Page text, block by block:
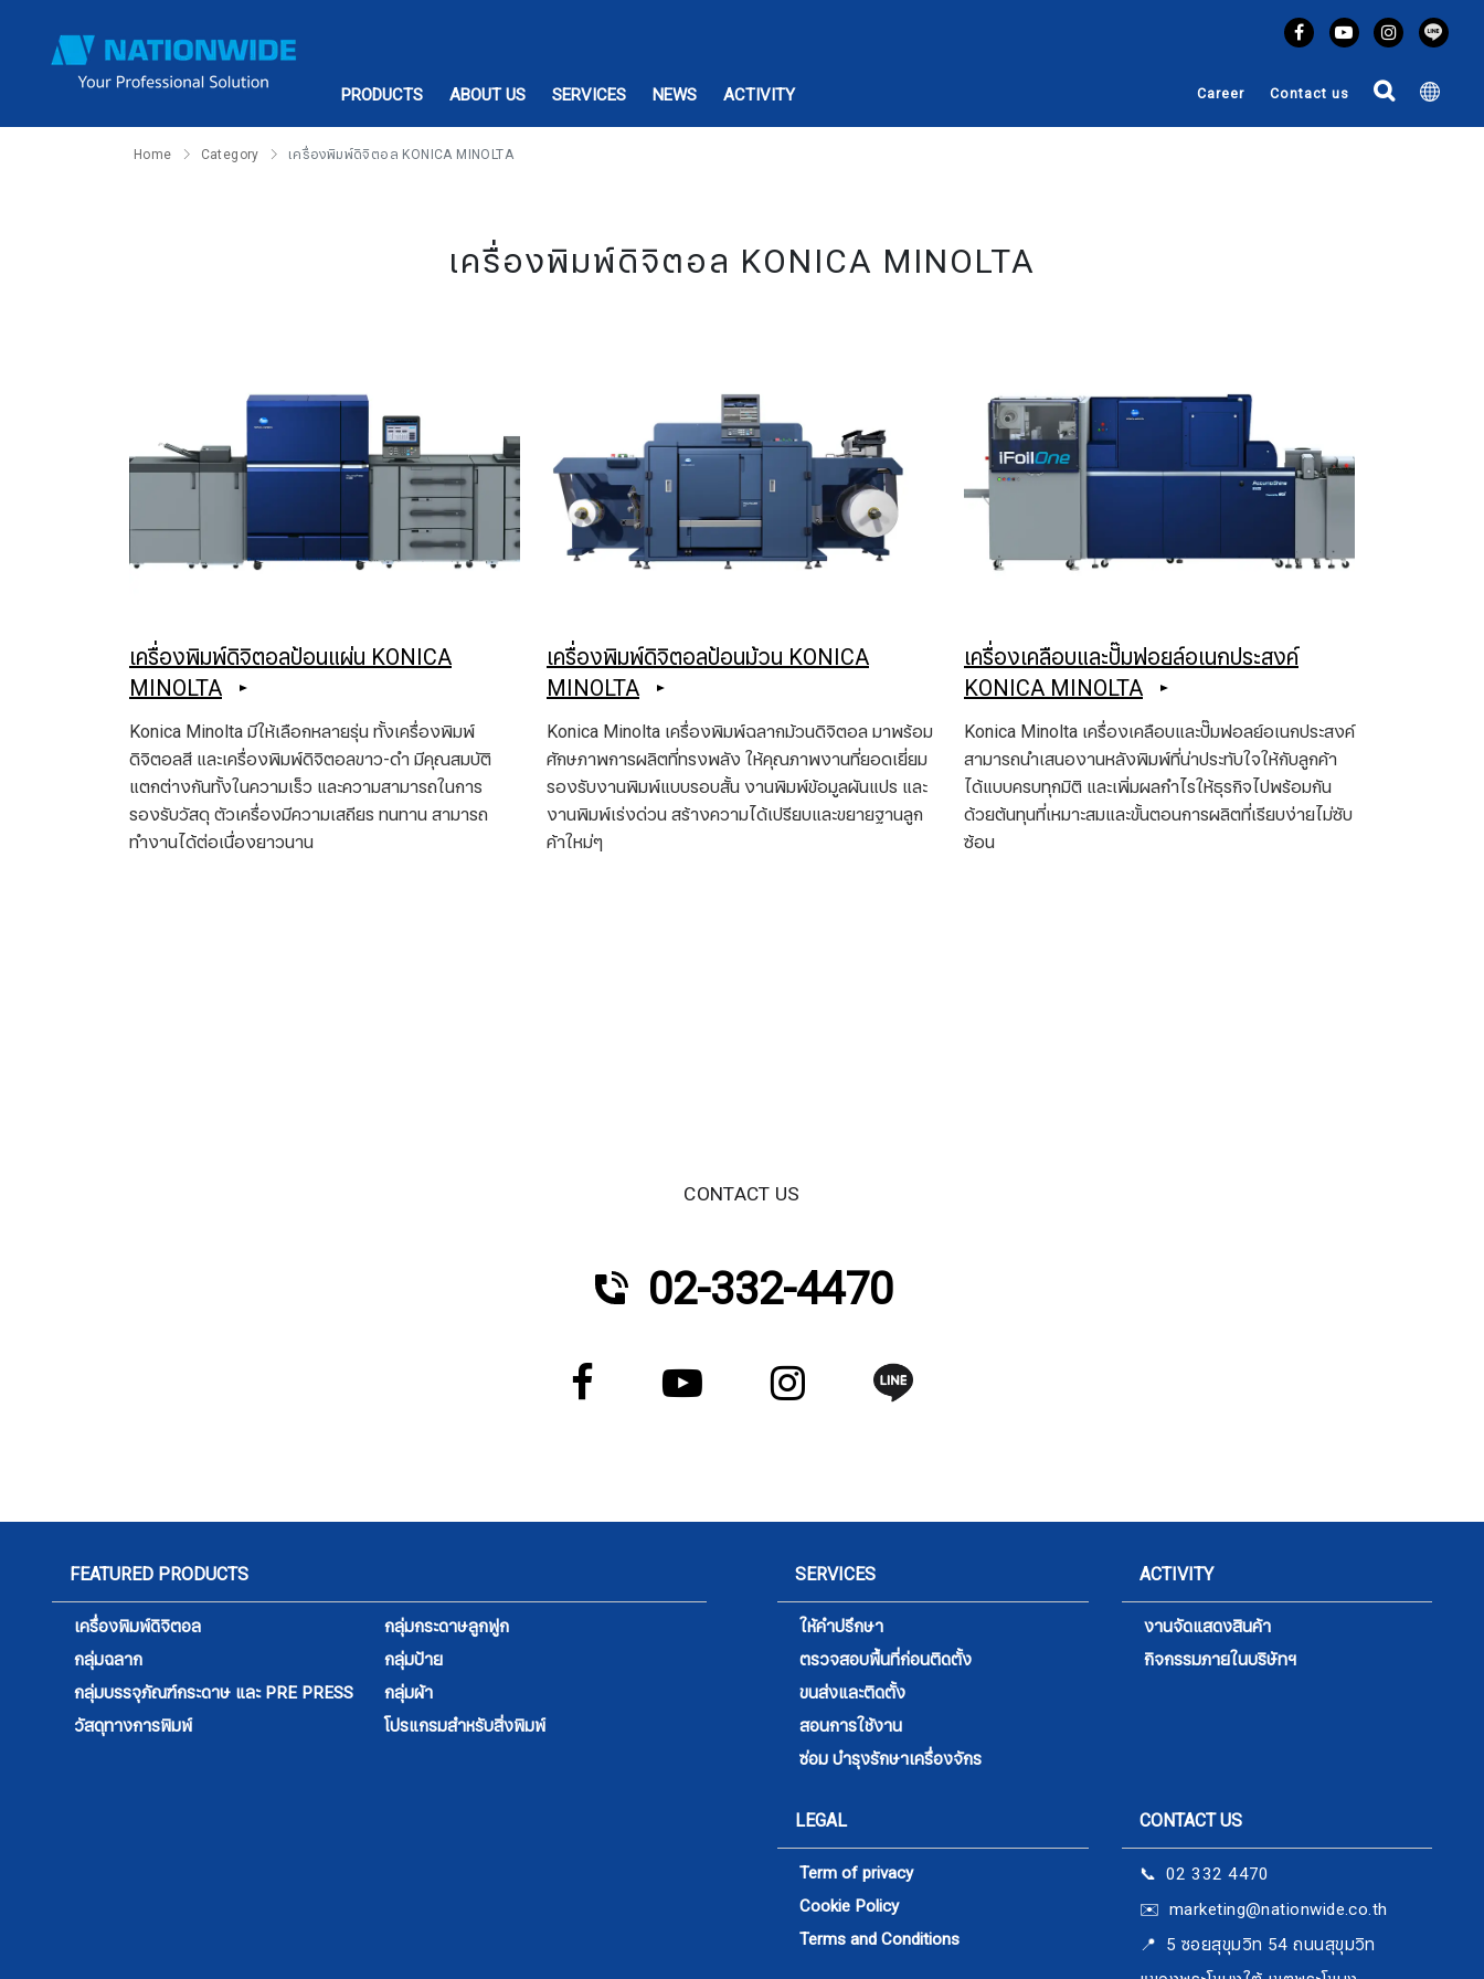
PRODUCTS ABOUT US SERVICES NEWS ACTIVITY Career Contact us
Home Category เครื่องพิมพ์ดิจิตอล KONICA MINOLTA
เครื่องพิมพ์ดิจิตอล KONICA MINOLTA
เครื่องพิมพ์ดิจิตอลป้อนแผ่น KONICA
MINOLTA
Konica Minolta มีให้เลือกหลายรุ่น ทั้งเครื่องพิมพ์
ดิจิตอลสี และเครื่องพิมพ์ดิจิตอลขาว-ดำ มีคุณสมบัติ
แตกต่างกันทั้งในความเร็ว และความสามารถในการ
รองรับวัสดุ ตัวเครื่องมีความเสถียร ทนทาน สามารถ
ทำงานได้ต่อเนื่องยาวนาน
เครื่องพิมพ์ดิจิตอลป้อนม้วน KONICA
MINOLTA
Konica Minolta เครื่องพิมพ์ฉลากม้วนดิจิตอล มาพร้อม
ศักษภาพการผลิตที่ทรงพลัง ให้คุณภาพงานที่ยอดเยี่ยม
รองรับงานพิมพ์แบบรอบสั้น งานพิมพ์ข้อมูลผันแปร และ
งานพิมพ์เร่งด่วน สร้างความได้เปรียบและขยายฐานลูก
ค้าใหม่ๆ
เครื่องเคลือบและปั๊มฟอยล์อเนกประสงค์
KONICA MINOLTA
Konica Minolta เครื่องเคลือบและปั๊มฟอลย์อเนกประสงค์
สามารถนำเสนองานหลังพิมพ์ที่น่าประทับใจให้กับลูกค้า
ได้แบบครบทุกมิติ และเพิ่มผลกำไรให้ธุรกิจไปพร้อมกัน
ด้วยต้นทุนที่เหมาะสมและขั้นตอนการผลิตที่เรียบง่ายไม่ซับ
ซ้อน
CONTACT US
02-332-4470
FEATURED PRODUCTS
เครื่องพิมพ์ดิจิตอล
กลุ่มกระดาษลูกฟูก
กลุ่มฉลาก
กลุ่มป้าย
กลุ่มบรรจุภัณฑ์กระดาษ และ PRE PRESS
กลุ่มผ้า
วัสดุทางการพิมพ์
โปรแกรมสำหรับสิ่งพิมพ์
SERVICES
ให้คำปรึกษา
ตรวจสอบพื้นที่ก่อนติดตั้ง
ขนส่งและติดตั้ง
สอนการใช้งาน
ซ่อม บำรุงรักษาเครื่องจักร
ACTIVITY
งานจัดแสดงสินค้า
กิจกรรมภายในบริษัทฯ
LEGAL
Term of privacy
Cookie Policy
Terms and Conditions
CONTACT US
📞 02 332 4470
✉️ marketing@nationwide.co.th
​​​​​​​📍 5 ซอยสุขุมวิท 54 ถนนสุขุมวิท
Sign me up for emails